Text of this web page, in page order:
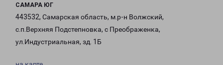
САМАРА ЮГ
443532, Самарская область, м.р-н Волжский,
с.п.Верхняя Подстепновка, с Преображенка,
ул.Индустриальная, зд. 1Б